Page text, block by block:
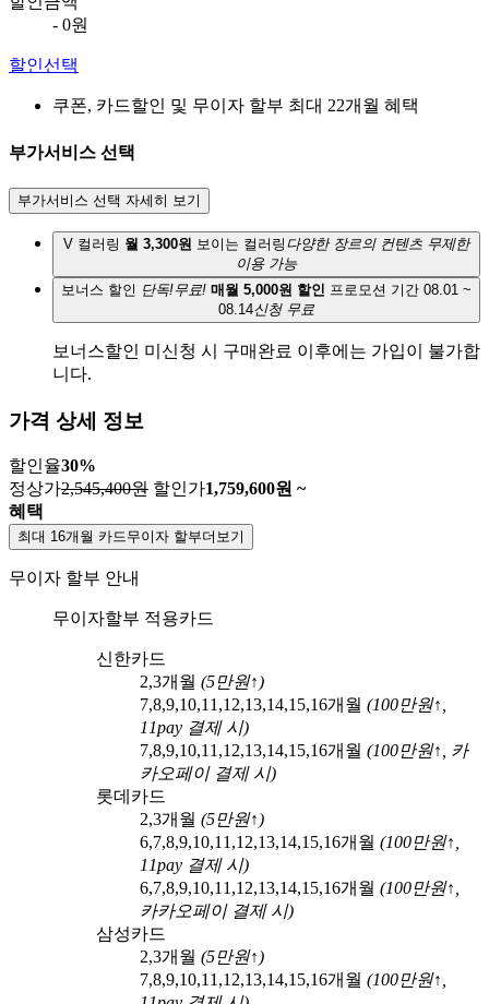
- 0원
할인선택
쿠폰, 카드할인 및 무이자 할부 최대 22개월 혜택
부가서비스 선택
부가서비스 선택 자세히 보기
V 컬러링 월 3,300원 보이는 컬러링 다양한 장르의 컨텐츠 무제한
이용 가능
보너스 할인 단독!무료! 매월 5,000원 할인 프로모션 기간 08.01 ~
08.14신청 무료
보너스할인 미신청 시 구매완료 이후에는 가입이 불가합
니다.
가격 상세 정보
할인율30%
정상가2,545,400원 할인가1,759,600원 ~
혜택
최대 16개월 카드무이자 할부더보기
무이자 할부 안내
무이자할부 적용카드
신한카드
2,3개월 (5만원↑)
7,8,9,10,11,12,13,14,15,16개월 (100만원↑,
11pay 결제 시)
7,8,9,10,11,12,13,14,15,16개월 (100만원↑, 카
카오페이결제 시)
롯데카드
2,3개월 (5만원↑)
6,7,8,9,10,11,12,13,14,15,16개월 (100만원↑,
11pay 결제 시)
6,7,8,9,10,11,12,13,14,15,16개월 (100만원↑,
카카오페이결제 시)
삼성카드
2,3개월 (5만원↑)
7,8,9,10,11,12,13,14,15,16개월 (100만원↑,